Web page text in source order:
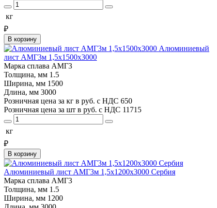
кг
₽
В корзину
Алюминиевый
лист АМГ3м 1,5х1500х3000
Марка сплава АМГ3
Толщина, мм 1.5
Ширина, мм 1500
Длина, мм 3000
Розничная цена за кг в руб. с НДС 650
Розничная цена за шт в руб. с НДС 11715
кг
₽
В корзину
Алюминиевый лист АМГ3м 1,5х1200х3000 Сербия
Марка сплава АМГ3
Толщина, мм 1.5
Ширина, мм 1200